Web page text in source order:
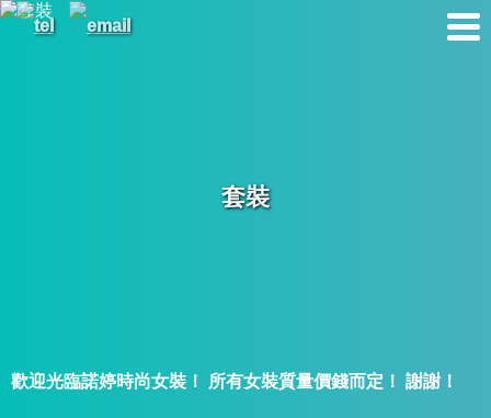
套裝
歡迎光臨諾婷時尚女裝！ 所有女裝質量價錢而定！ 謝謝！